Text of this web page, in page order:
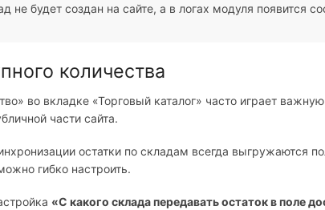
не будет создан на сайте, а в логах модуля появится
количества
во вкладке «Торговый каталог» часто играет
части сайта.
остатки по складам всегда выгружаются
гибко настроить.
«С какого склада передавать остаток в поле